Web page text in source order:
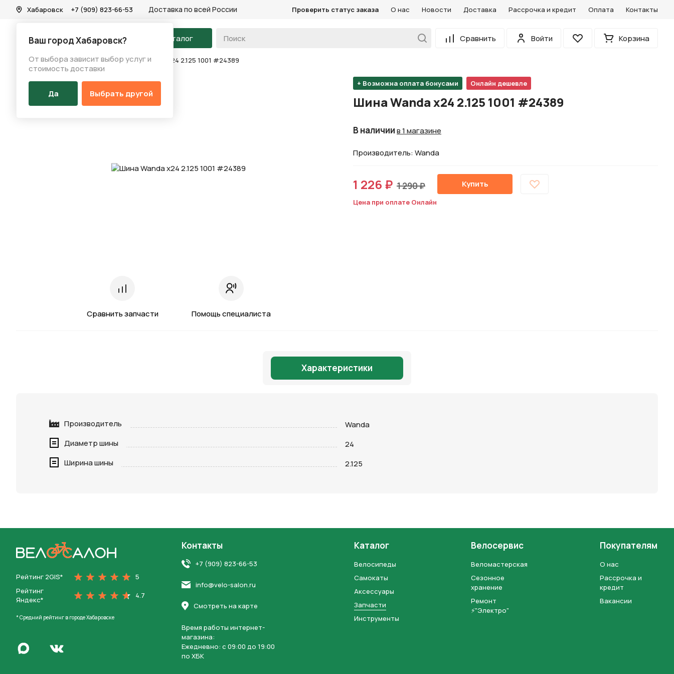
Хабаровск
Ваш город Хабаровск?
От выбора зависит выбор услуг и
стоимость доставки
Да Выбрать другой
+7 (909) 823-66-53 Доставка по всей России Проверить статус заказа О нас Новости Доставка Рассрочка и кредит Оплата Контакты
На главную Каталог Сравнить
Войти
Избранное Корзина
Каталог/Запчасти/Покрышка/ Шина Wanda х24 2.125 1001 #24389
Сравнить запчасти Помощь специалиста
+ Возможна оплата бонусами Онлайн дешевле
Шина Wanda х24 2.125 1001 #24389
В наличиив 1 магазине
Производитель: Wanda
1 226 ₽ 1 290 ₽ Купить
Цена при оплате Онлайн
Характеристики
Производитель
Wanda
Диаметр шины
24
Ширина шины
2.125
Рейтинг 2GIS*
5
Рейтинг
Яндекс*
4.7
* Средний рейтинг в городе Хабаровске
Написать в MaxПерейти во Вконтакте
Контакты
+7 (909) 823-66-53
info@velo-salon.ru
Смотреть на карте
Время работы интернет-
магазина:
Ежедневно: c 09:00 до 19:00
по ХБК
Каталог
Велосипеды
Самокаты
Аксессуары
Запчасти
Инструменты
Велосервис
Веломастерская
Сезонное
хранение
Ремонт
⚡"Электро"
Покупателям
О нас
Рассрочка и
кредит
Вакансии
персональных данных и соглашаетесь с политикой конфиденциальности